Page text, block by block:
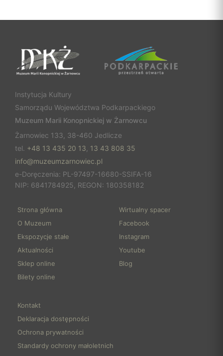
Instytucja Kultury
Samorządu Województwa Podkarpackiego
Muzeum Marii Konopnickiej w Żarnowcu
Żarnowiec 133, 38-460 Jedlicze
tel. +48 13 435 20 13 13 43 808 35
info@muzeumzarnowiec.pl
e-Doręczenia: PL-97497-16680-SSIFA-16
NIP: 6841784925, REGON: 180358182
Strona główna
O Muzeum
Ekspozycje stałe
Aktualności
Sklep online
Bilety online
Wirtualny spacer
Facebook
Instagram
Youtube
Blog
Kontakt
Deklaracja dostępności
Ochrona prywatności
Standardy ochrony małoletnich